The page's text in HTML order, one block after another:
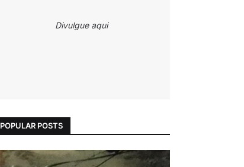
Divulgue aqui
POPULAR POSTS